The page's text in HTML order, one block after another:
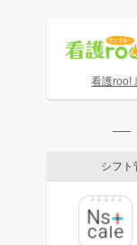
看護roo!
シフト